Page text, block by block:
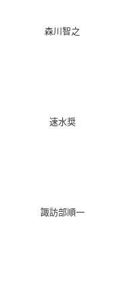
森川智之
速水奨
諏訪部順一